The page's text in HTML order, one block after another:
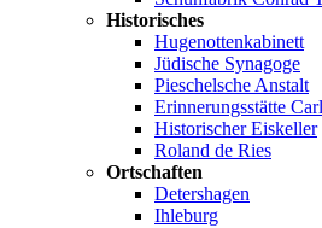
Historisches
Hugenottenkabinett
Jüdische Synagoge
Pieschelsche Anstalt
Erinnerungsstätte
Historischer Eiskeller
Roland de Ries
Ortschaften
Detershagen
Ihleburg